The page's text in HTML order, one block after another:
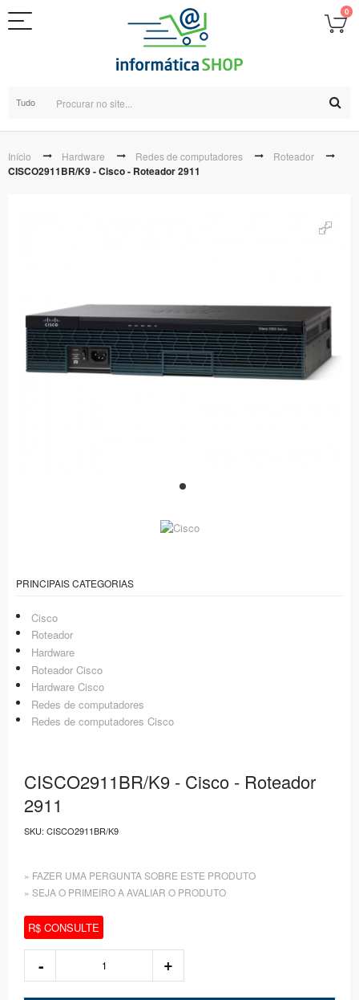
0
Tudo
Início Hardware Redes de computadores Roteador
CISCO2911BR/K9 - Cisco - Roteador 2911
PRINCIPAIS CATEGORIAS
Cisco
Roteador
Hardware
Roteador Cisco
Hardware Cisco
Redes de computadores
Redes de computadores Cisco
CISCO2911BR/K9 - Cisco - Roteador
2911
SKU: CISCO2911BR/K9
» FAZER UMA PERGUNTA SOBRE ESTE PRODUTO
» SEJA O PRIMEIRO A AVALIAR O PRODUTO
R$ CONSULTE